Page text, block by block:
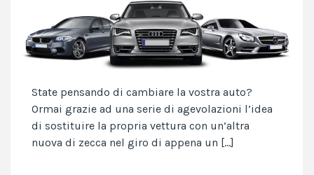
State pensando di cambiare la vostra auto?
Ormai grazie ad una serie di agevolazioni l’idea
di sostituire la propria vettura con un’altra
nuova di zecca nel giro di appena un […]